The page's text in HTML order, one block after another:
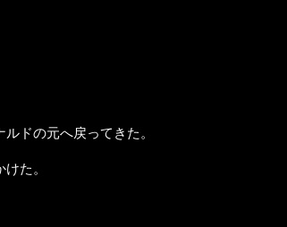
ドの元へ戻ってきた。
た。